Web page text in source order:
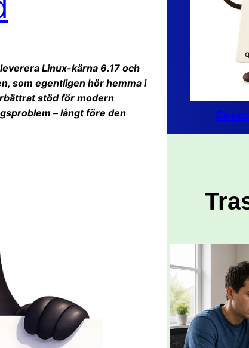
Linux-kärna 6.17 och
som egentligen hör hemma i
stöd för modern
– långt före den